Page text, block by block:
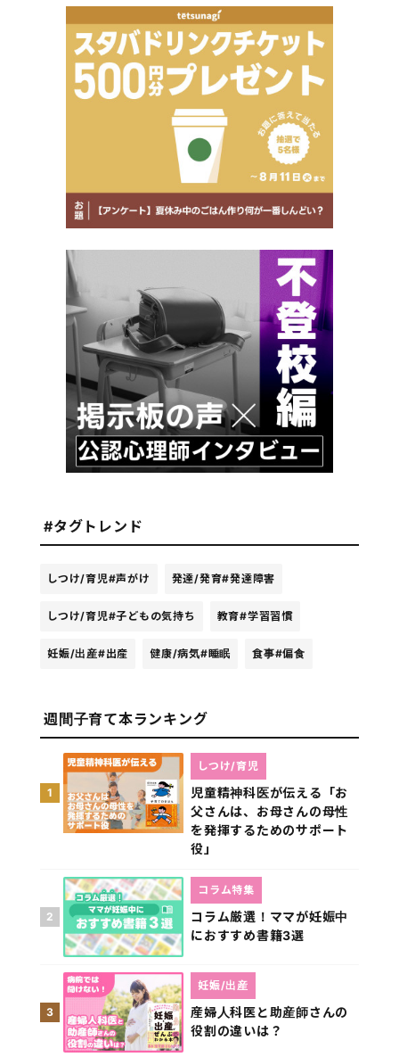
#タグトレンド
しつけ/育児#声がけ 発達/発育#発達障害
しつけ/育児#子どもの気持ち 教育#学習習慣
妊娠/出産#出産 健康/病気#睡眠 食事#偏食
週間子育て本ランキング
1
児童精神科医が伝える「お
父さんは、お母さんの母性
を発揮するためのサポート
役」
しつけ/育児
2
コラム厳選！ママが妊娠中
におすすめ書籍3選
コラム特集
3
産婦人科医と助産師さんの
役割の違いは？
妊娠/出産